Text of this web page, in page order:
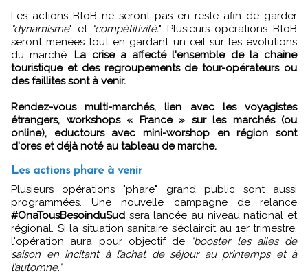
Les actions BtoB ne seront pas en reste afin de garder
"dynamisme" et "compétitivité." Plusieurs opérations BtoB
seront menées tout en gardant un œil sur les évolutions
du marché. La crise a affecté l'ensemble de la chaîne
touristique et des regroupements de tour-opérateurs ou
des faillites sont à venir.
Rendez-vous multi-marchés, lien avec les voyagistes
étrangers, workshops « France » sur les marchés (ou
online), eductours avec mini-worshop en région sont
d'ores et déjà noté au tableau de marche.
Les actions phare à venir
Plusieurs opérations "phare" grand public sont aussi
programmées. Une nouvelle campagne de relance
#OnaTousBesoinduSud sera lancée au niveau national et
régional. Si la situation sanitaire s’éclaircit au 1er trimestre,
l'opération aura pour objectif de
"booster les ailes de
saison en incitant à l’achat de séjour au printemps et à
l’automne."